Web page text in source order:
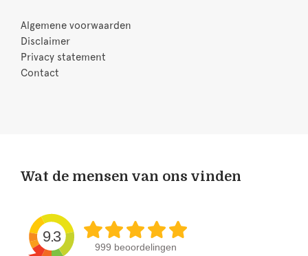
Algemene voorwaarden
Disclaimer
Privacy statement
Contact
Wat de mensen van ons vinden
9.3
999 beoordelingen